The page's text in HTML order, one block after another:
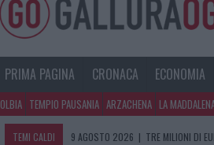
PRIMA PAGINA CRONACA ECONOMIA
OLBIA TEMPIO PAUSANIA ARZACHENA LA
TEMI CALDI 9 AGOSTO 2026 | TRE MILIONI DI